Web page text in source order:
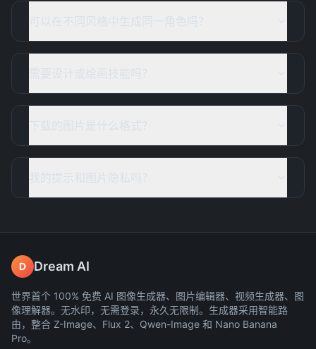
D Dream AI
世界首个 100% 免费 AI 图像生成器、图片编辑器、视频生成器、图
像理解器。无水印，无需登录，永久无限制。生成器采用智能路
由，整合 Z-Image、Flux 2、Qwen-Image 和 Nano Banana
Pro。